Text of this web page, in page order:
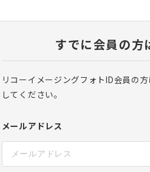
すでに会員の方
リコーイメージングフォトID会員の
してください。
メールアドレス